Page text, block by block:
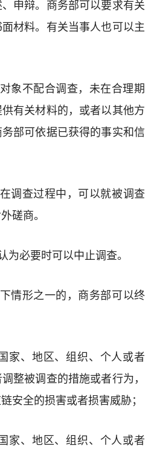
申辩。 商务部可以要求有关
材料。 有关当事人也可以主
象不配合调查，未在合理期
有关材料的，或者以其他方
部可依据已获得的事实和信
在调查过程中，可以就被调查
磋商。
为必要时可以中止调查。
情形之一的， 商务部可以终
家、地区、组织、个人或者
整被调查的措施或者行为，
安全的损害或者损害威胁；
家、地区、组织、个人或者